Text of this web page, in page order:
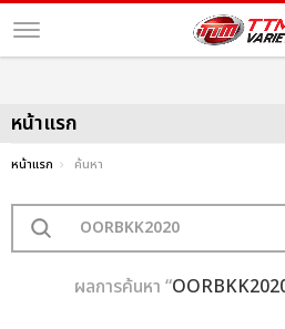
หน้าแรก
หน้าแรก ค้นหา
ผลการค้นหา “